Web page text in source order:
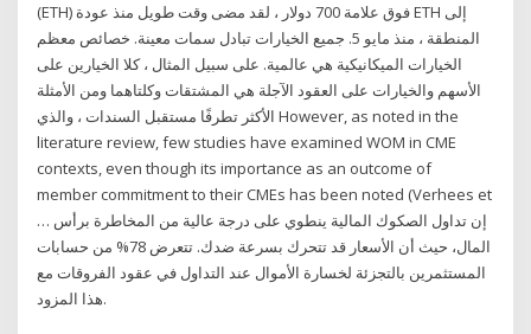
(ETH) فوق علامة 700 دولار ، لقد مضى وقت طويل منذ عودة ETH إلى
المنطقة ، منذ مايو 5. جميع الخيارات تبادل سمات معينة. خصائص معظم
الخيارات الميكانيكية هي عالمية. على سبيل المثال ، كلا الخيارين على
الأسهم والخيارات على العقود الآجلة هي المشتقات وكلتاهما ومن الأمثلة
الأكثر تطرفًا مستقبل السندات ، والذي However, as noted in the
literature review, few studies have examined WOM in CME
contexts, even though its importance as an outcome of
member commitment to their CMEs has been noted (Verhees et
… إن تداول الصكوك المالية ينطوي على درجة عالية من المخاطرة برأس
المال، حيث أن الأسعار قد تتحرك بسرعة ضدك. تتعرض 78% من حسابات
المستثمرين بالتجزئة لخسارة الأموال عند التداول في عقود الفروقات مع
هذا المزود.